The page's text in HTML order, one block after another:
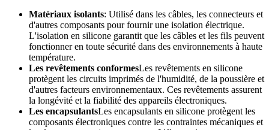
Matériaux isolants: Utilisé dans les câbles, les connecteurs et
d'autres composants pour fournir une isolation électrique.
L'isolation en silicone garantit que les câbles et les fils peuvent
fonctionner en toute sécurité dans des environnements à haute
température.
Les revêtements conformesLes revêtements en silicone
protègent les circuits imprimés de l'humidité, de la poussière et
d'autres facteurs environnementaux. Ces revêtements assurent
la longévité et la fiabilité des appareils électroniques.
Les encapsulantsLes encapsulants en silicone protègent les
composants électroniques contre les contraintes mécaniques et